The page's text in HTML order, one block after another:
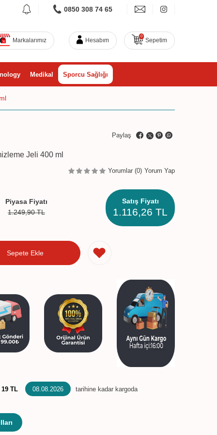
0850 308 74 65
Markalarımız Hesabım
0
Sepetim
Medikal Sporcu Sağlığı
Paylaş
Jeli 400 ml
Yorumlar (0) Yorum Yap
Piyasa Fiyatı
1.249,90TL
Satış Fiyatı
1.116,26 TL
Sepete Ekle
19 TL 08.08.2026 tarihine kadar kargoda